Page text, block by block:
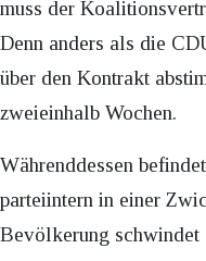
muss der
Denn anders als die
über den Kontrakt
zweieinhalb Wochen.
Währenddessen
parteiintern in einer
Bevölkerung schwindet